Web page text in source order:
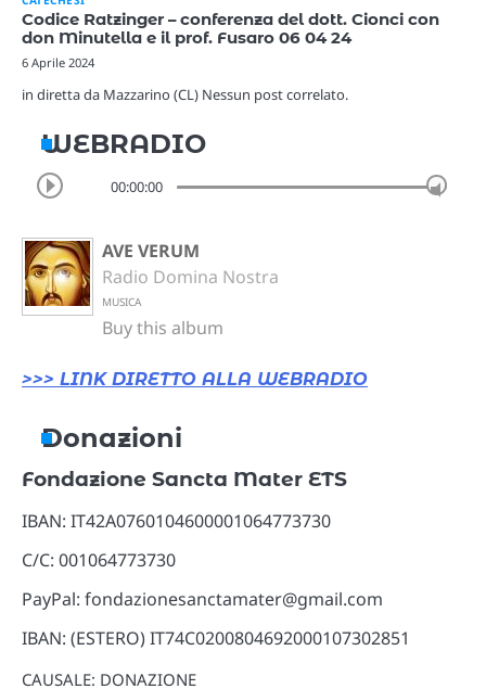
Codice Ratzinger – conferenza del dott. Cionci con
don Minutella e il prof. Fusaro 06 04 24
6 Aprile 2024
in diretta da Mazzarino (CL) Nessun post correlato.
WEBRADIO
00:00:00
AVE VERUM
Radio Domina Nostra
MUSICA
Buy this album
>>> LINK DIRETTO ALLA WEBRADIO
Donazioni
Fondazione Sancta Mater ETS
IBAN: IT42A0760104600001064773730
C/C: 001064773730
PayPal: fondazionesanctamater@gmail.com
IBAN: (ESTERO) IT74C0200804692000107302851
CAUSALE: DONAZIONE